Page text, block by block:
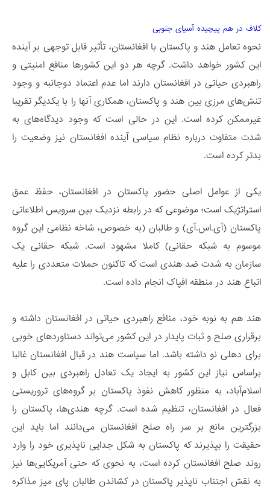
کلاف در هم پیچیده آسیای جنوبی
نحوه تعامل هند و پاکستان با افغانستان، تأثیر قابل توجهی بر آینده
این کشور خواهد داشت. گرچه هر دو این کشورها منافع امنیتی و
راهبردی حیاتی در افغانستان دارند اما عدم اعتماد دوجانبه و وجود
تنش‌های مرزی بین هند و پاکستان، همکاری آنها را با یکدیگر تقریبا
غیرممکن کرده است. این در حالی است که وجود دیدگاه‌های به
شدت متفاوت درباره نظام سیاسی آینده افغانستان نیز وضعیت را
بدتر کرده است.
یکی از عوامل اصلی حضور پاکستان در افغانستان، حفظ عمق
استراتژیک است؛ موضوعی که در رابطه نزدیک بین سرویس اطلاعاتی
پاکستان (آی.اس.آی) و طالبان (به خصوص، شاخه نظامی این گروه
موسوم به شبکه حقانی) کاملا مشهود است. شبکه حقانی یک
سازمان به شدت ضد هندی است که تاکنون حملات متعددی را علیه
اتباع هند در منطقه افپاک انجام داده است.
هند هم به نوبه خود، منافع راهبردی حیاتی در افغانستان داشته و
برقراری صلح و ثبات پایدار در این کشور می‌تواند دستاوردهای خوبی
برای دهلی نو داشته باشد. اما سیاست هند در قبال افغانستان غالبا
براساس نیاز این کشور به ایجاد یک تعادل راهبردی بین کابل و
اسلام‌آباد، به منظور کاهش نفوذ پاکستان بر گروه‌های تروریستی
فعال در افغانستان، تنظیم شده است. گرچه هندی‌ها، پاکستان را
بزرگترین مانع بر سر راه صلح افغانستان می‌دانند اما باید این
حقیقت را بپذیرند که پاکستان به شکل جدایی ناپذیری خود را وارد
روند صلح افغانستان کرده است، به نحوی که حتی آمریکایی‌ها نیز
به نقش اجتناب ناپذیر پاکستان در کشاندن طالبان پای میز مذاکره